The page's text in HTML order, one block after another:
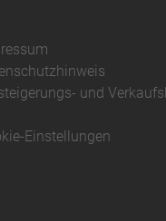
und
Einstellungen